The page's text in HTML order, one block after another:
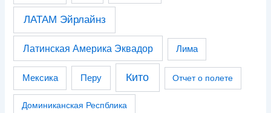
ЛАТАМ Эйрлайнз
Латинская Америка Эквадор Лима
Мексика Перу Кито Отчет о полете
Доминиканская Респблика